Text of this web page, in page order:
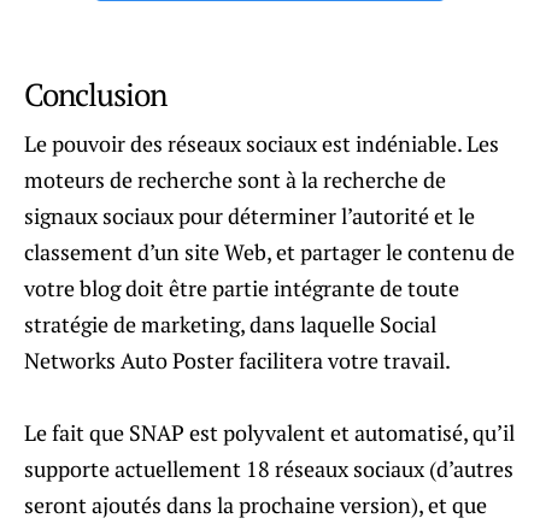
Conclusion
Le pouvoir des réseaux sociaux est indéniable. Les
moteurs de recherche sont à la recherche de
signaux sociaux pour déterminer l’autorité et le
classement d’un site Web, et partager le contenu de
votre blog doit être partie intégrante de toute
stratégie de marketing, dans laquelle Social
Networks Auto Poster facilitera votre travail.
Le fait que SNAP est polyvalent et automatisé, qu’il
supporte actuellement 18 réseaux sociaux (d’autres
seront ajoutés dans la prochaine version), et que